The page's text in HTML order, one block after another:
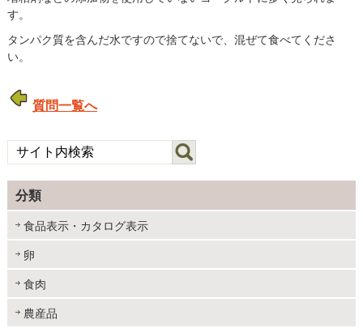
す。
タンパク質を含んだ水ですので捨てないで、混ぜて食べてくださ
い。
質問一覧へ
分類
食品表示・カタログ表示
卵
食肉
農産品